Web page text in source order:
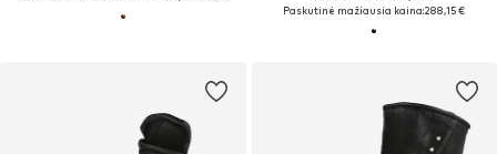
Paskutinė mažiausia kaina:288,15 €